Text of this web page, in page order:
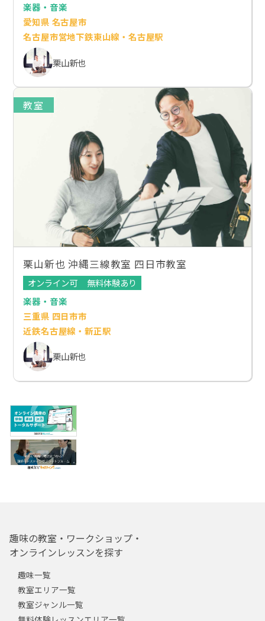
楽器・音楽
愛知県 名古屋市
名古屋市営地下鉄東山線・名古屋駅
栗山新也
教室
栗山新也 沖縄三線教室 四日市教室
オンライン可
無料体験あり
楽器・音楽
三重県 四日市市
近鉄名古屋線・新正駅
栗山新也
趣味の教室・ワークショップ・
オンラインレッスンを探す
趣味一覧
教室エリア一覧
教室ジャンル一覧